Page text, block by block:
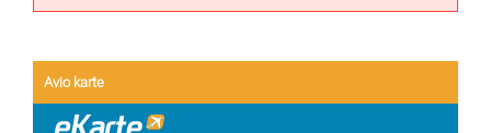
Avio karte